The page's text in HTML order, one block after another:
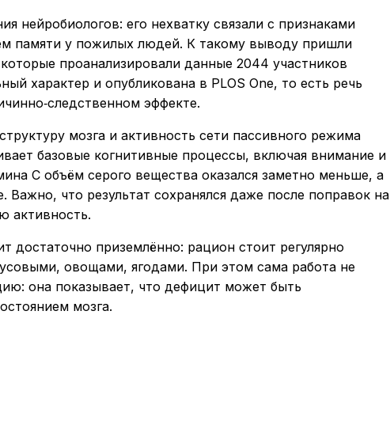
нейробиологов: его нехватку связали с признаками
памяти у пожилых людей. К такому выводу пришли
проанализировали данные 2044 участников
характер и опубликована в PLOS One, то есть речь
эффекте.
мозга и активность сети пассивного режима
базовые когнитивные процессы, включая внимание и
C объём серого вещества оказался заметно меньше, а
что результат сохранялся даже после поправок на
активность.
достаточно приземлённо: рацион стоит регулярно
овощами, ягодами. При этом сама работа не
она показывает, что дефицит может быть
мозга.